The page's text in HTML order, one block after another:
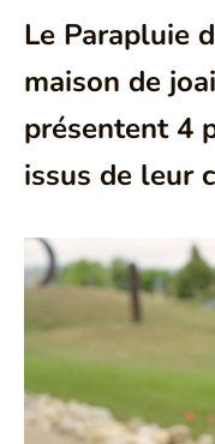
Le Parapluie
maison de
présentent 4
issus de leur